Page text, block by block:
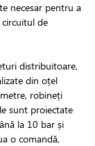
necesar pentru a
de
distribuitoare,
din oțel
robineți
sunt proiectate
la 10 bar și
o comandă,